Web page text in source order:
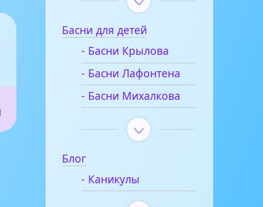
Басни для детей
- Басни Крылова
- Басни Лафонтена
- Басни Михалкова
Блог
- Каникулы